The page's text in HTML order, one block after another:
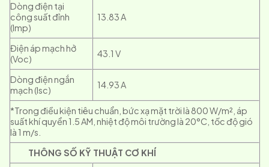
Dòng điện tại
công suất đỉnh
(Imp)
13.83 A
Điện áp mạch hở
(Voc)
43.1 V
Dòng điện ngắn
mạch (Isc)
14.93 A
*Trong điều kiện tiêu chuẩn, bức xạ mặt trời là 800 W/m², áp
suất khí quyển 1.5 AM, nhiệt độ môi trường là 20°C, tốc độ gió
là 1 m/s.
THÔNG SỐ KỸ THUẬT CƠ KHÍ